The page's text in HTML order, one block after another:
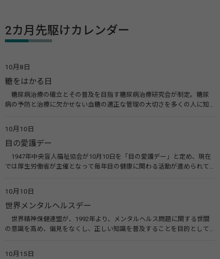
2カ月先駆けカレンダー
10月8日
糖をはかる日
糖尿病治療の確立とその普及を目指す糖尿病治療研究会が制定。糖尿
病の予防と治療に欠かせない血糖の適正な管理の大切さを多くの人に知
療研究会） 糖尿病ネットワーク
10月10日
目の愛護デー
1947年中央盲人福祉協会が10月10日を「目の愛護デー」と定め、現在
では厚生労働省が主催となって毎年目の健康に関わる活動が進められて
会）
10月10日
世界メンタルヘルスデー
世界精神保健連盟が、1992年より、メンタルヘルス問題に関する世間
の意識を高め、偏見をなくし、正しい知識を普及することを目的として、
10月15日